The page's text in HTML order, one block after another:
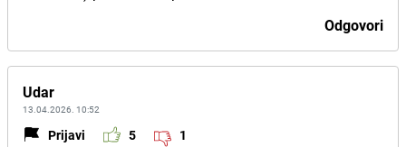
Odgovori
Udar
13.04.2026. 10:52
Prijavi 5 1